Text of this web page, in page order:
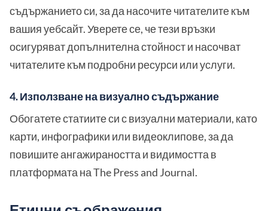
съдържанието си, за да насочите читателите към
вашия уебсайт. Уверете се, че тези връзки
осигуряват допълнителна стойност и насочват
читателите към подробни ресурси или услуги.
4. Използване на визуално съдържание
Обогатете статиите си с визуални материали, като
карти, инфографики или видеоклипове, за да
повишите ангажираността и видимостта в
платформата на The Press and Journal.